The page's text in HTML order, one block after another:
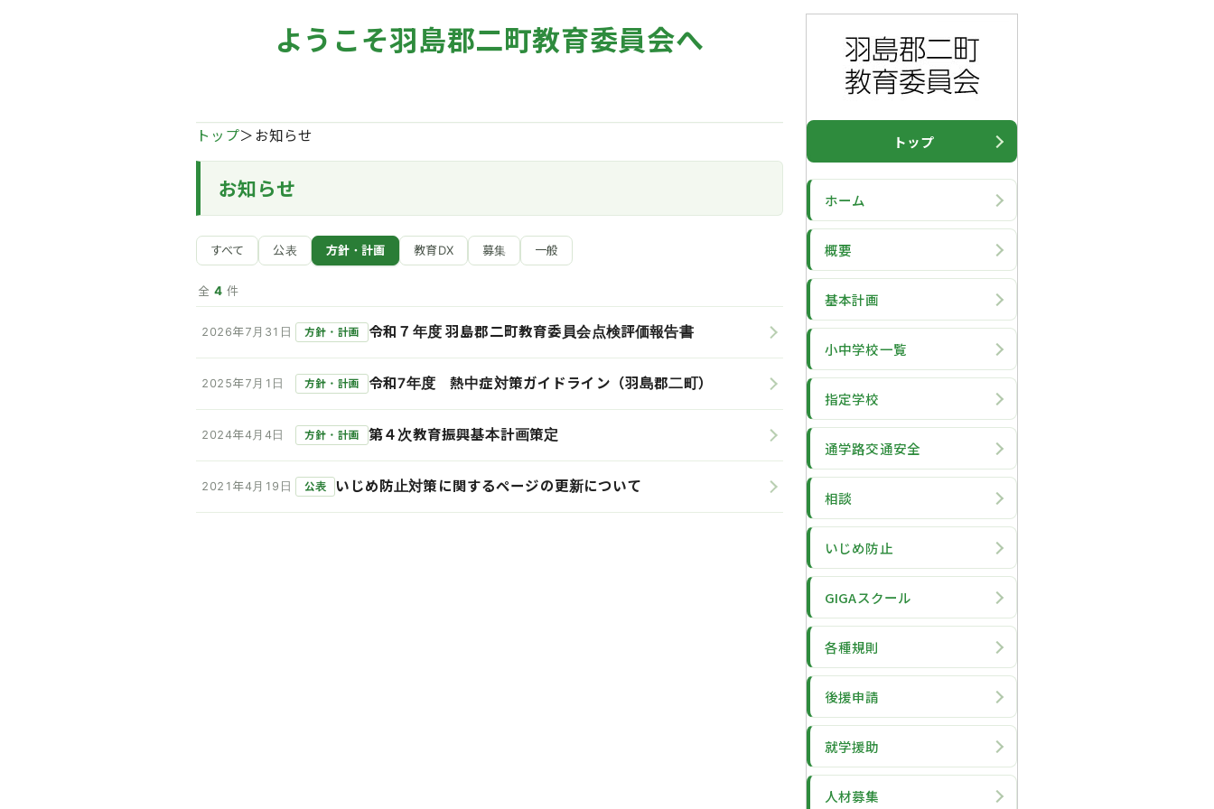
ようこそ羽島郡二町教育委員会へ
トップ＞お知らせ
お知らせ
すべて 公表 方針・計画 教育DX 募集 一般
全 4 件
2026年7月31日 方針・計画 令和７年度 羽島郡二町教育委員会点検評価報告書
2025年7月1日 方針・計画 令和7年度 熱中症対策ガイドライン（羽島郡二町）
2024年4月4日 方針・計画 第４次教育振興基本計画策定
2021年4月19日 公表 いじめ防止対策に関するページの更新について
トップ
ホーム
概要
基本計画
小中学校一覧
指定学校
通学路交通安全
相談
いじめ防止
GIGAスクール
各種規則
後援申請
就学援助
人材募集